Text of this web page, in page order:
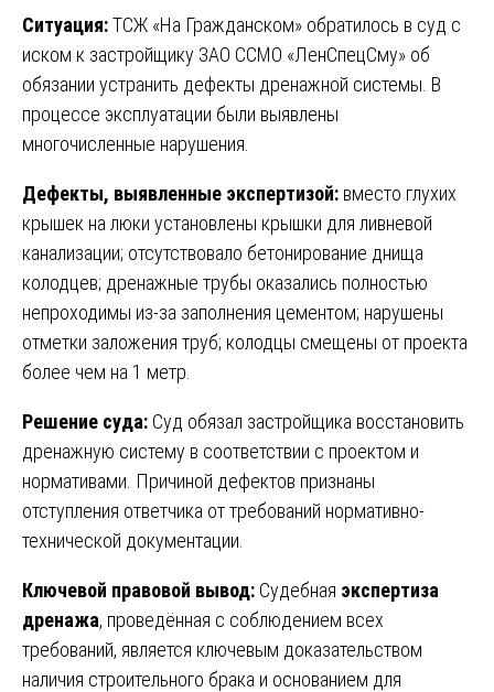
Ситуация:ТСЖ «На Гражданском» обратилось в суд с
иском к застройщику ЗАО ССМО «ЛенСпецСму» об
обязании устранить дефекты дренажной системы. В
процессе эксплуатации были выявлены
многочисленные нарушения.
Дефекты, выявленные экспертизой: вместо глухих
крышек на люки установлены крышки для ливневой
канализации; отсутствовало бетонирование днища
колодцев; дренажные трубы оказались полностью
непроходимы из-за заполнения цементом; нарушены
отметки заложения труб; колодцы смещены от проекта
более чем на 1 метр.
Решение суда: Суд обязал застройщика восстановить
дренажную систему в соответствии с проектом и
нормативами. Причиной дефектов признаны
отступления ответчика от требований нормативно-
технической документации.
Ключевой правовой вывод: Судебная экспертиза
дренажа, проведённая с соблюдением всех
требований, является ключевым доказательством
наличия строительного брака и основанием для